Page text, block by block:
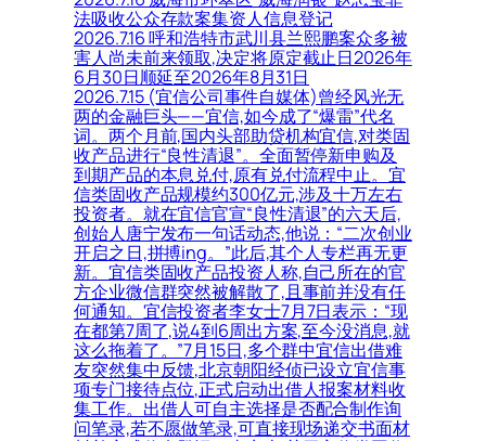
法吸收公众存款案集资人信息登记
2026.7.16 呼和浩特市武川县兰熙鹏案众多被
害人尚未前来领取,决定将原定截止日2026年
6月30日顺延至2026年8月31日
2026.7.15 (宜信公司事件自媒体)曾经风光无
两的金融巨头——宜信,如今成了“爆雷”代名
词。两个月前,国内头部助贷机构宜信,对类固
收产品进行“良性清退”。全面暂停新申购及
到期产品的本息兑付,原有兑付流程中止。宜
信类固收产品规模约300亿元,涉及十万左右
投资者。就在宜信官宣“良性清退”的六天后,
创始人唐宁发布一句话动态,他说：“二次创业
开启之日,拼搏ing。”此后,其个人专栏再无更
新。宜信类固收产品投资人称,自己所在的官
方企业微信群突然被解散了,且事前并没有任
何通知。宜信投资者李女士7月7日表示：“现
在都第7周了,说4到6周出方案,至今没消息,就
这么拖着了。”7月15日,多个群中宜信出借难
友突然集中反馈,北京朝阳经侦已设立宜信事
项专门接待点位,正式启动出借人报案材料收
集工作。出借人可自主选择是否配合制作询
问笔录,若不愿做笔录,可直接现场递交书面材